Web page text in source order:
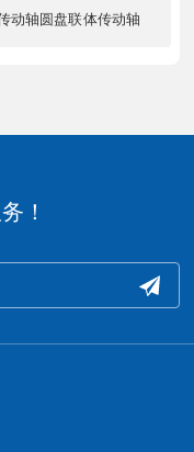
动轴圆盘联体传动轴
！